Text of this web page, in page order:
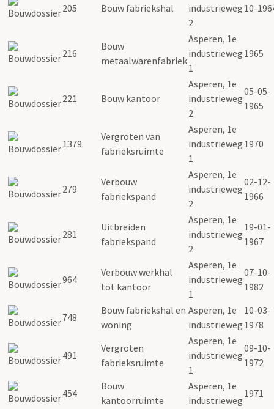
205 Bouw fabriekshal
industrieweg
2
10-
216
Bouw
metaalwarenfabriek
Asperen, 1e
industrieweg
1
1965
221 Bouw kantoor
Asperen, 1e
industrieweg
2
05-05-
1965
1379
Vergroten van
fabrieksruimte
Asperen, 1e
industrieweg
1
1970
279
Verbouw
fabriekspand
Asperen, 1e
industrieweg
2
02-12-
1966
281
Uitbreiden
fabriekspand
Asperen, 1e
industrieweg
2
19-01-
1967
964
Verbouw werkhal
tot kantoor
Asperen, 1e
industrieweg
1
07-10-
1982
748
Bouw fabriekshal en
woning
Asperen, 1e
industrieweg
10-03-
1978
491
Vergroten
fabrieksruimte
Asperen, 1e
industrieweg
1
09-10-
1972
454
Bouw
kantoorruimte
Asperen, 1e
industrieweg
1971